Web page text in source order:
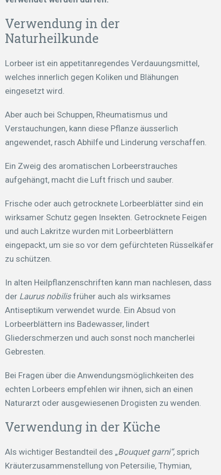
Verwendung in der
Naturheilkunde
Lorbeer ist ein appetitanregendes Verdauungsmittel,
welches innerlich gegen Koliken und Blähungen
eingesetzt wird.
Aber auch bei Schuppen, Rheumatismus und
Verstauchungen, kann diese Pflanze äusserlich
angewendet, rasch Abhilfe und Linderung verschaffen.
Ein Zweig des aromatischen Lorbeerstrauches
aufgehängt, macht die Luft frisch und sauber.
Frische oder auch getrocknete Lorbeerblätter sind ein
wirksamer Schutz gegen Insekten. Getrocknete Feigen
und auch Lakritze wurden mit Lorbeerblättern
eingepackt, um sie so vor dem gefürchteten Rüsselkäfer
zu schützen.
In alten Heilpflanzenschriften kann man nachlesen, dass
der Laurus nobilisfrüher auch als wirksames
Antiseptikum verwendet wurde. Ein Absud von
Lorbeerblättern ins Badewasser, lindert
Gliederschmerzen und auch sonst noch mancherlei
Gebresten.
Bei Fragen über die Anwendungsmöglichkeiten des
echten Lorbeers empfehlen wir ihnen, sich an einen
Naturarzt oder ausgewiesenen Drogisten zu wenden.
Verwendung in der Küche
Als wichtiger Bestandteil des „Bouquet garni“, sprich
Kräuterzusammenstellung von Petersilie, Thymian,